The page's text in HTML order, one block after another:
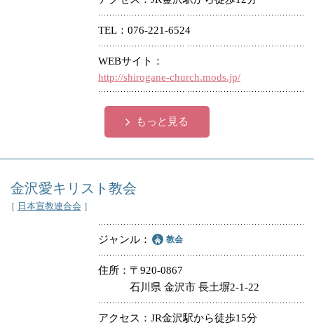
TEL 076-221-6524
WEBサイト
http://shirogane-church.mods.jp/
もっと見る
金沢愛キリスト教会
［ 日本宣教連合会 ］
ジャンル 教会
住所
〒920-0867
石川県 金沢市 長土塀2-1-22
アクセス JR金沢駅から徒歩15分